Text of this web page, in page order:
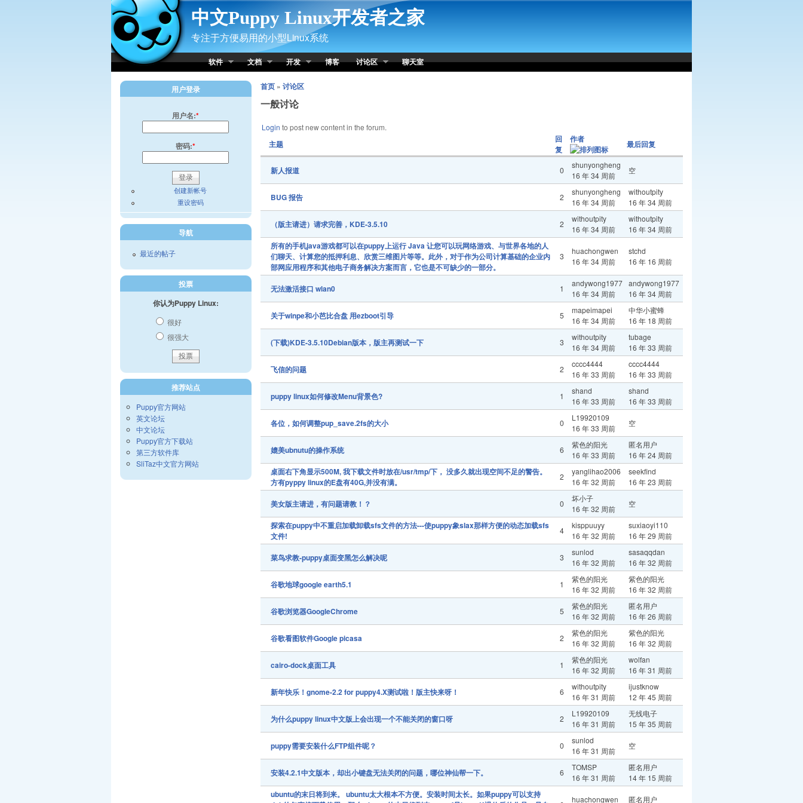
Skip to Content
中文Puppy Linux开发者之家
专注于方便易用的小型Linux系统
软件 文档 开发 博客 讨论区 聊天室
首页» 讨论区
一般讨论
Login to post new content in the forum.
主题
回
复
作者 最后回复
新人报道 0
shunyongheng
16 年 34 周前
空
BUG 报告 2
shunyongheng
16 年 34 周前
withoutpity
16 年 34 周前
（版主请进）请求完善，KDE-3.5.10 2
withoutpity
16 年 34 周前
withoutpity
16 年 34 周前
所有的手机java游戏都可以在puppy上运行 Java 让您可以玩网络游戏、与世界各地的人
们聊天、计算您的抵押利息、欣赏三维图片等等。此外，对于作为公司计算基础的企业内
部网应用程序和其他电子商务解决方案而言，它也是不可缺少的一部分。
3
huachongwen
16 年 34 周前
stchd
16 年 16 周前
无法激活接口 wlan0 1
andywong1977
16 年 34 周前
andywong1977
16 年 34 周前
关于winpe和小芭比合盘 用ezboot引导 5
mapeimapei
16 年 34 周前
中华小蜜蜂
16 年 18 周前
(下载)KDE-3.5.10Debian版本，版主再测试一下 3
withoutpity
16 年 34 周前
tubage
16 年 33 周前
飞信的问题 2
cccc4444
16 年 33 周前
cccc4444
16 年 33 周前
puppy linux如何修改Menu背景色? 1
shand
16 年 33 周前
shand
16 年 33 周前
各位，如何调整pup_save.2fs的大小 0
L19920109
16 年 33 周前
空
媲美ubnutu的操作系统 6
紫色的阳光
16 年 33 周前
匿名用户
16 年 24 周前
桌面右下角显示500M, 我下载文件时放在/usr/tmp/下， 没多久就出现空间不足的警告。
方有pyppy linux的E盘有40G,并没有满。
2
yanglihao2006
16 年 32 周前
seekfind
16 年 23 周前
美女版主请进，有问题请教！？ 0
坏小子
16 年 32 周前
空
探索在puppy中不重启加载卸载sfs文件的方法---使puppy象slax那样方便的动态加载sfs
文件!
4
kisppuuyy
16 年 32 周前
suxiaoyi110
16 年 29 周前
菜鸟求教-puppy桌面变黑怎么解决呢 3
sunlod
16 年 32 周前
sasaqqdan
16 年 32 周前
谷歌地球google earth5.1 1
紫色的阳光
16 年 32 周前
紫色的阳光
16 年 32 周前
谷歌浏览器GoogleChrome 5
紫色的阳光
16 年 32 周前
匿名用户
16 年 26 周前
谷歌看图软件Google picasa 2
紫色的阳光
16 年 32 周前
紫色的阳光
16 年 32 周前
cairo-dock桌面工具 1
紫色的阳光
16 年 32 周前
wolfan
16 年 31 周前
新年快乐！gnome-2.2 for puppy4.X测试啦！版主快来呀！ 6
withoutpity
16 年 31 周前
ijustknow
12 年 45 周前
为什么puppy linux中文版上会出现一个不能关闭的窗口呀 2
L19920109
16 年 31 周前
无线电子
15 年 35 周前
puppy需要安装什么FTP组件呢？ 0
sunlod
16 年 31 周前
空
安装4.2.1中文版本，却出小键盘无法关闭的问题，哪位神仙帮一下。 6
TOMSP
16 年 31 周前
匿名用户
14 年 15 周前
ubuntu的末日将到来。 ubuntu太大根本不方便。安装时间太长。如果puppy可以支持
huachongwen 匿名用户
用户登录
用户名:*
密码:*
创建新帐号
重设密码
导航
最近的帖子
投票
你认为Puppy Linux:
很好
很强大
推荐站点
Puppy官方网站
英文论坛
中文论坛
Puppy官方下载站
第三方软件库
SliTaz中文官方网站